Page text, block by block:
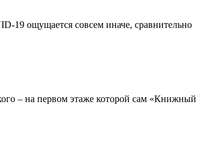
19 ощущается совсем иначе, сравнительно
– на первом этаже которой сам «Книжный